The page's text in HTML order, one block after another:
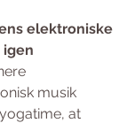
elektroniske
igen
musik
at